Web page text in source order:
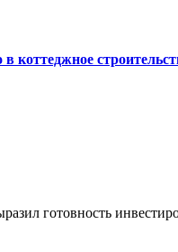
в коттеджное
готовность